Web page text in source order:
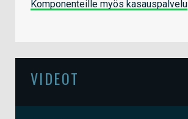
Komponenteille myös kasauspalvelu
VIDEOT